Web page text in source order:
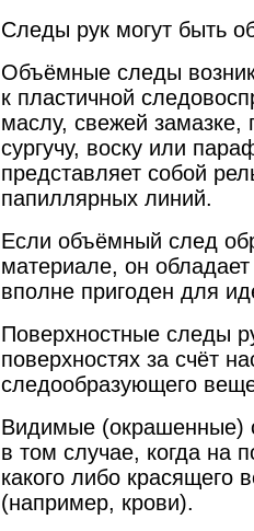
Следы рук могут быть
Объёмные следы
к пластичной
маслу, свежей замазке,
сургучу, воску или
представляет собой
папиллярных линий.
Если объёмный след
материале, он
вполне пригоден для
Поверхностные следы
поверхностях за счёт
следообразующего
Видимые (окрашенные)
в том случае, когда на
какого либо красящего
(например, крови).